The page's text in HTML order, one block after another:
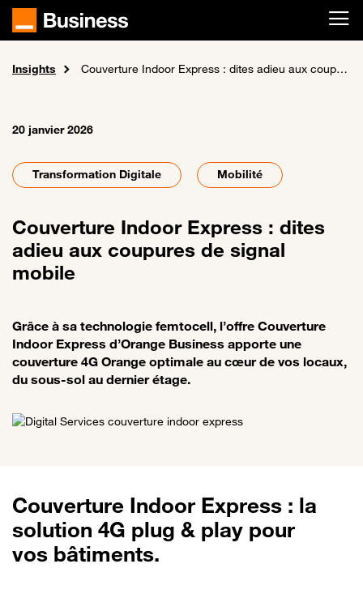
Passer au contenu principal
Accueil
Actualités
Insights Couverture Indoor Express : dites adieu aux coupures de signal mobile
20 janvier 2026
Transformation Digitale Mobilité
Couverture Indoor Express : dites
adieu aux coupures de signal
mobile
Grâce à sa technologie femtocell, l’offre Couverture
Indoor Express d’Orange Business apporte une
couverture 4G Orange optimale au cœur de vos locaux,
du sous-sol au dernier étage.
Couverture Indoor Express : la
solution 4G plug & play pour
vos bâtiments.